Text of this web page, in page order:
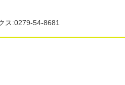
ス:0279-54-8681